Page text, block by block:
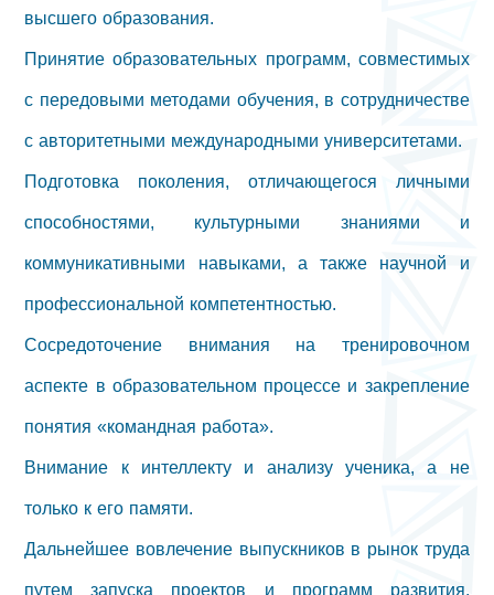
высшего образования.
Принятие образовательных программ, совместимых
с передовыми методами обучения, в сотрудничестве
с авторитетными международными университетами.
Подготовка поколения, отличающегося личными
способностями, культурными знаниями и
коммуникативными навыками, а также научной и
профессиональной компетентностью.
Сосредоточение внимания на тренировочном
аспекте в образовательном процессе и закрепление
понятия «командная работа».
Внимание к интеллекту и анализу ученика, а не
только к его памяти.
Дальнейшее вовлечение выпускников в рынок труда